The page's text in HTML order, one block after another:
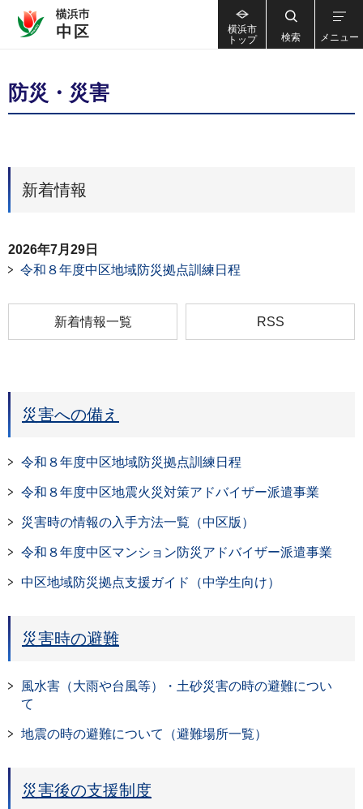
横浜市
トップ
検索 メニュー
防災・災害
新着情報
2026年7月29日
令和８年度中区地域防災拠点訓練日程
新着情報一覧 RSS
災害への備え
令和８年度中区地域防災拠点訓練日程
令和８年度中区地震火災対策アドバイザー派遣事業
災害時の情報の入手方法一覧（中区版）
令和８年度中区マンション防災アドバイザー派遣事業
中区地域防災拠点支援ガイド（中学生向け）
災害時の避難
風水害（大雨や台風等）・土砂災害の時の避難につい
て
地震の時の避難について（避難場所一覧）
災害後の支援制度